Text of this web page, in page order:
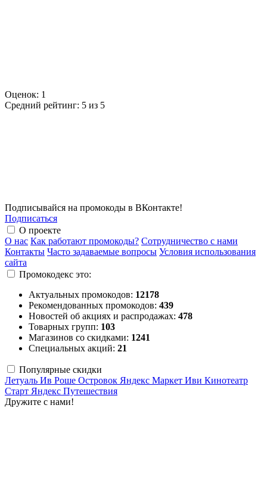
Оценок: 1
Средний рейтинг: 5 из 5
Подписывайся на промокоды в ВКонтакте!
Подписаться
О проекте
О нас Как работают промокоды? Сотрудничество с нами
Контакты Часто задаваемые вопросы Условия использования
сайта
Промокодекс это:
Актуальных промокодов: 12178
Рекомендованных промокодов: 439
Новостей об акциях и распродажах: 478
Товарных групп: 103
Магазинов со скидками: 1241
Специальных акций: 21
Популярные скидки
Летуаль Ив Роше Островок Яндекс Маркет Иви Кинотеатр
Старт Яндекс Путешествия
Дружите с нами!